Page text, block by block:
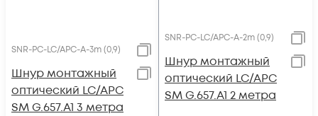
SNR-PC-LC/APC-A-3m (0,9)
Шнур монтажный
оптический LC/APC
SM G.657.A1 3 метра
SNR-PC-LC/APC-A-2m (0,9)
Шнур монтажный
оптический LC/APC
SM G.657.A1 2 метра